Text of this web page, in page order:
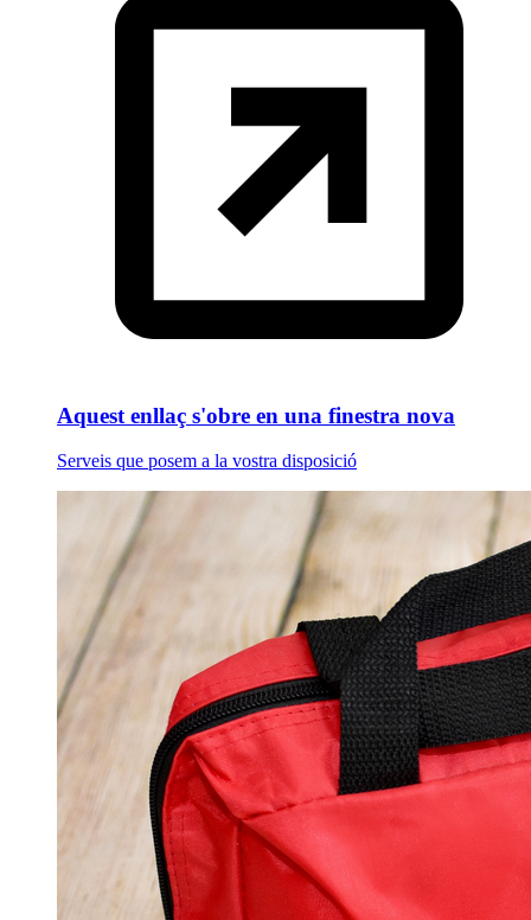
Aquest enllaç s'obre en una finestra nova
Serveis que posem a la vostra disposició